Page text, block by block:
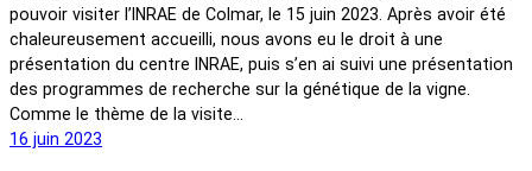
pouvoir visiter l’INRAE de Colmar, le 15 juin 2023. Après avoir été
chaleureusement accueilli, nous avons eu le droit à une
présentation du centre INRAE, puis s’en ai suivi une présentation
des programmes de recherche sur la génétique de la vigne.
Comme le thème de la visite…
16 juin 2023